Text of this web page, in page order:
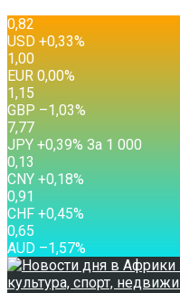
0,82
USD +0,33%
1,00
EUR 0,00%
1,15
GBP –1,03%
7,77
JPY +0,39% За 1 000
0,13
CNY +0,18%
0,91
CHF +0,45%
0,65
AUD –1,57%